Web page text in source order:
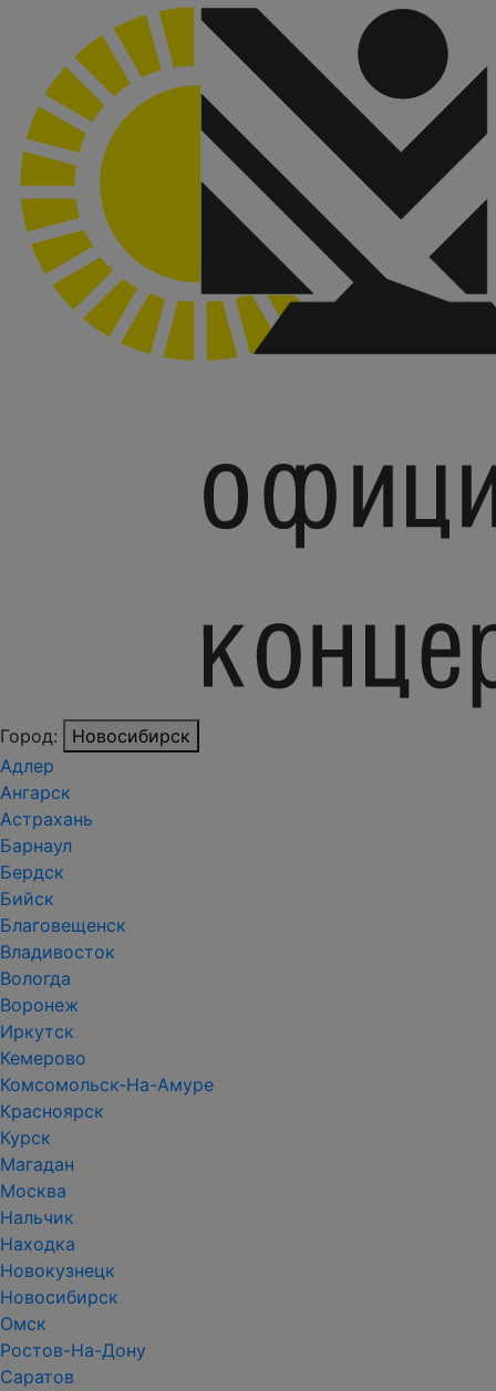
Город:
Новосибирск
Адлер
Ангарск
Астрахань
Барнаул
Бердск
Бийск
Благовещенск
Владивосток
Вологда
Воронеж
Иркутск
Кемерово
Комсомольск-На-Амуре
Красноярск
Курск
Магадан
Москва
Нальчик
Находка
Новокузнецк
Новосибирск
Омск
Ростов-На-Дону
Саратов